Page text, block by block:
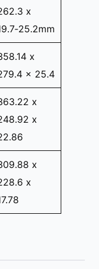
x
x
x 25.4
x
x
x
x